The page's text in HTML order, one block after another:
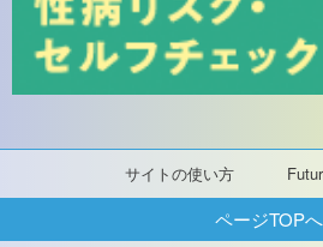
サイトの使い方
ページTOPへ